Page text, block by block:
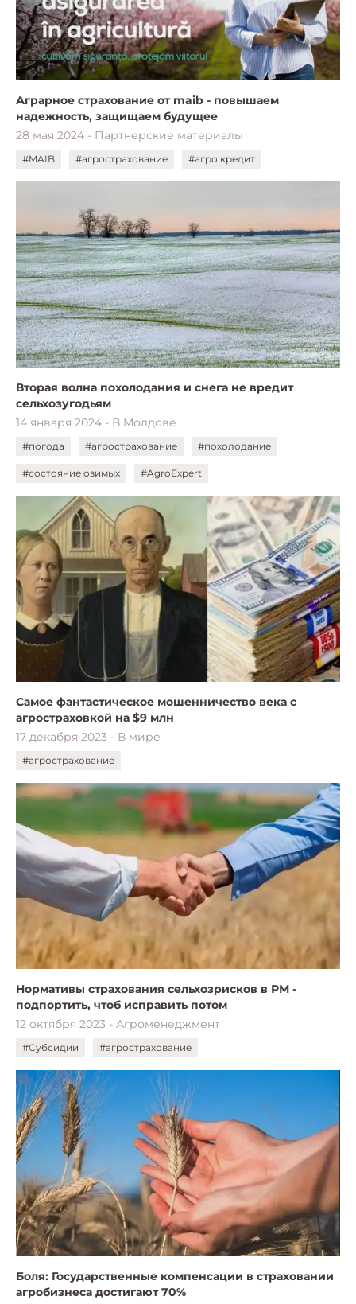
Аграрное страхование от maib - повышаем
надежность, защищаем будущее
28 мая 2024 - Партнерские материалы
#MAIB #агрострахование #агро кредит
Вторая волна похолодания и снега не вредит
сельхозугодьям
14 января 2024 - В Молдове
#погода #агрострахование #похолодание
#состояние озимых #AgroExpert
Самое фантастическое мошенничество века с
агростраховкой на $9 млн
17 декабря 2023 - В мире
#агрострахование
Нормативы страхования сельхозрисков в РМ -
подпортить, чтоб исправить потом
12 октября 2023 - Агроменеджмент
#Субсидии #агрострахование
Боля: Государственные компенсации в страховании
агробизнеса достигают 70%